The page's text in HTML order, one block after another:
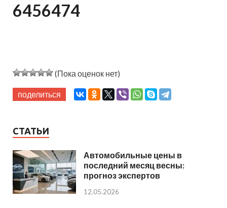
6456474
(Пока оценок нет)
поделиться
СТАТЬИ
Автомобильные цены в
последний месяц весны:
прогноз экспертов
12.05.2026